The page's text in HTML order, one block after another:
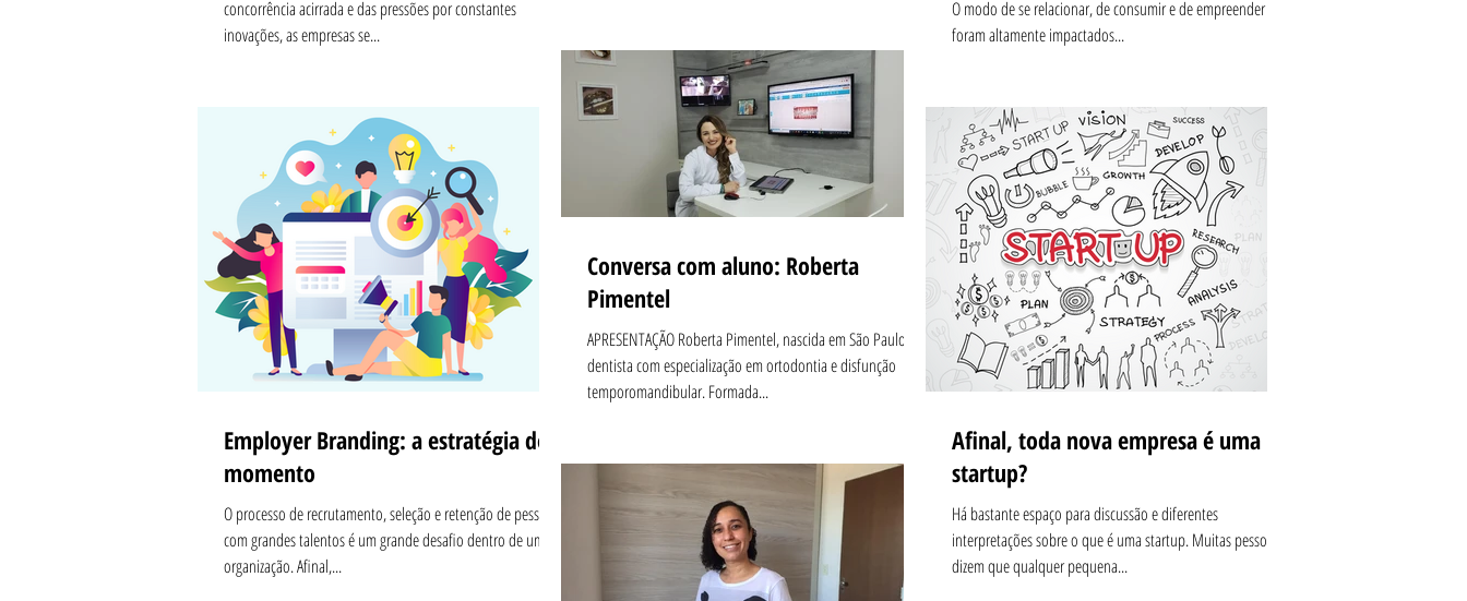
concorrência acirrada e das pressões por constantes
inovações, as empresas se...
O modo de se relacionar, de consumir e de empreender
foram altamente impactados...
Employer Branding: a estratégia do
momento
O processo de recrutamento, seleção e retenção de pessoas
com grandes talentos é um grande desafio dentro de uma
organização. Afinal,...
Conversa com aluno: Roberta
Pimentel
APRESENTAÇÃO Roberta Pimentel, nascida em São Paulo, é
dentista com especialização em ortodontia e disfunção
temporomandibular. Formada...
Afinal, toda nova empresa é uma
startup?
Há bastante espaço para discussão e diferentes
interpretações sobre o que é uma startup. Muitas pessoas
dizem que qualquer pequena...